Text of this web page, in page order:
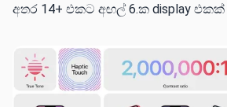
අතර 14+ එකට අඟල් 6.ක display